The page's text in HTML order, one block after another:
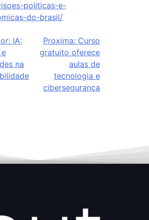
politicas-e-
do-brasil/
IA:
na
Proxima: Curso
gratuito oferece
aulas de
tecnologia e
cibersegurança